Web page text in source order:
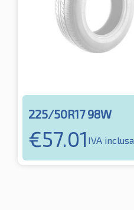
225/50R17 98W
€57.01 IVA inclusa